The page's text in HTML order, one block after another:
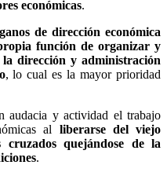
económicas.
de dirección económica
función de organizar y
dirección y administración
, lo cual es la mayor prioridad
audacia y actividad el trabajo
al liberarse del viejo
quejándose de la
.